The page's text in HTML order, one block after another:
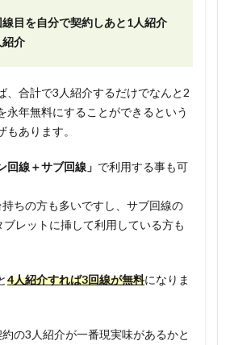
目を自分で契約しあと1人紹介
介
、合計で3人紹介するだけでなんと2
永年無料にすることができるという
あります。
回線＋サブ回線」 で利用する事も可
ちの方も多いですし、サブ回線の
レットに挿して利用している方も
4人紹介すれば3回線が無料になりま
の3人紹介が一番現実味があるかと